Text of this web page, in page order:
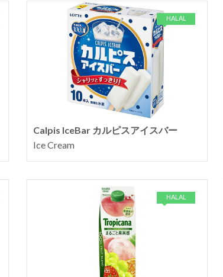
HALAL
Calpis IceBar カルピスアイスバー
Ice Cream
HALAL